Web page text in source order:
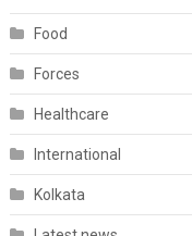
Food
Forces
Healthcare
International
Kolkata